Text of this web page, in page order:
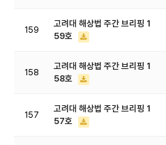
159
고려대 해상법 주간 브리핑 1
59호
158
고려대 해상법 주간 브리핑 1
58호
157
고려대 해상법 주간 브리핑 1
57호